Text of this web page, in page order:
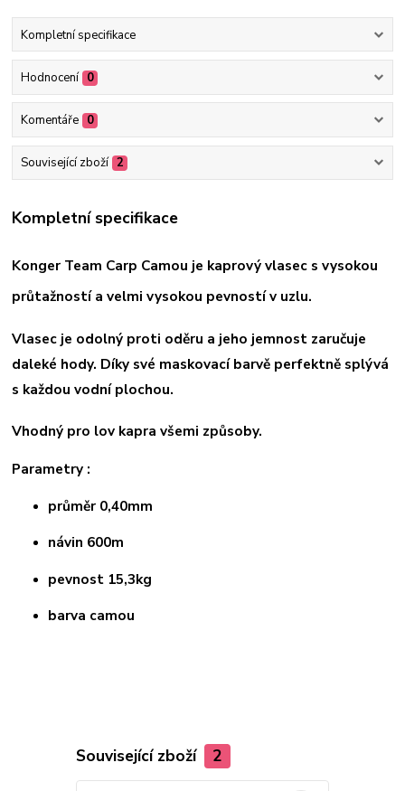
Kompletní specifikace
Hodnocení 0
Komentáře 0
Související zboží 2
Kompletní specifikace
Konger Team Carp Camou je kaprový vlasec s vysokou
průtažností a velmi vysokou pevností v uzlu.
Vlasec je odolný proti oděru a jeho jemnost zaručuje
daleké hody. Díky své maskovací barvě perfektně splývá
s každou vodní plochou.
Vhodný pro lov kapra všemi způsoby.
Parametry :
průměr 0,40mm
návin 600m
pevnost 15,3kg
barva camou
Související zboží 2